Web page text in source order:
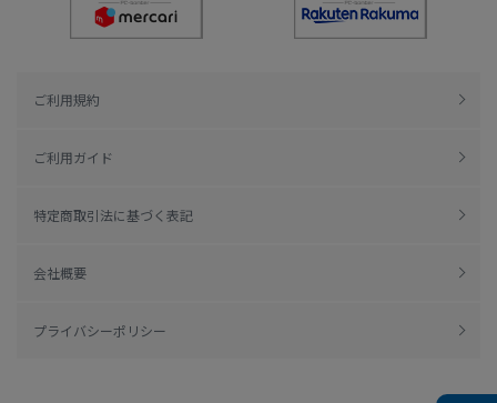
ご利用規約
ご利用ガイド
特定商取引法に基づく表記
会社概要
プライバシーポリシー